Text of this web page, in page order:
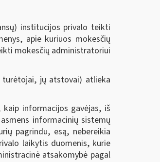
institucijos privalo teikti
apie kuriuos mokesčių
mokesčių administratoriui
turėtojai, jų atstovai) atlieka
informacijos gavėjas, iš
informacinių sistemų
pagrindu, esą, nebereikia
laikytis duomenis, kurie
atsakomybė pagal